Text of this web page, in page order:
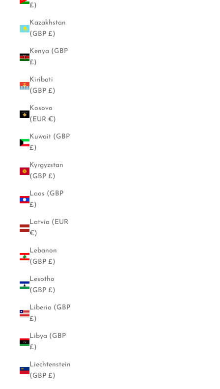
£)
Kazakhstan
(GBP £)
Kenya (GBP
£)
Kiribati
(GBP £)
Kosovo
(EUR €)
Kuwait (GBP
£)
Kyrgyzstan
(GBP £)
Laos (GBP
£)
Latvia (EUR
€)
Lebanon
(GBP £)
Lesotho
(GBP £)
Liberia (GBP
£)
Libya (GBP
£)
Liechtenstein
(GBP £)